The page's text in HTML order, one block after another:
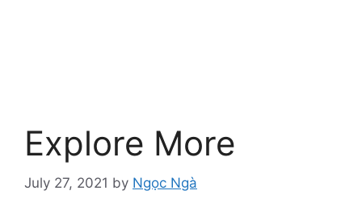
Explore More
July 27, 2021 by Ngọc Ngà